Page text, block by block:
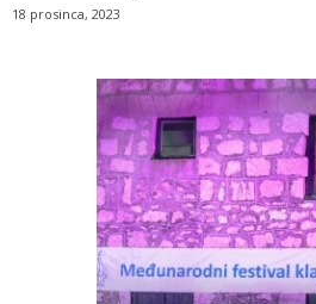
18 prosinca, 2023